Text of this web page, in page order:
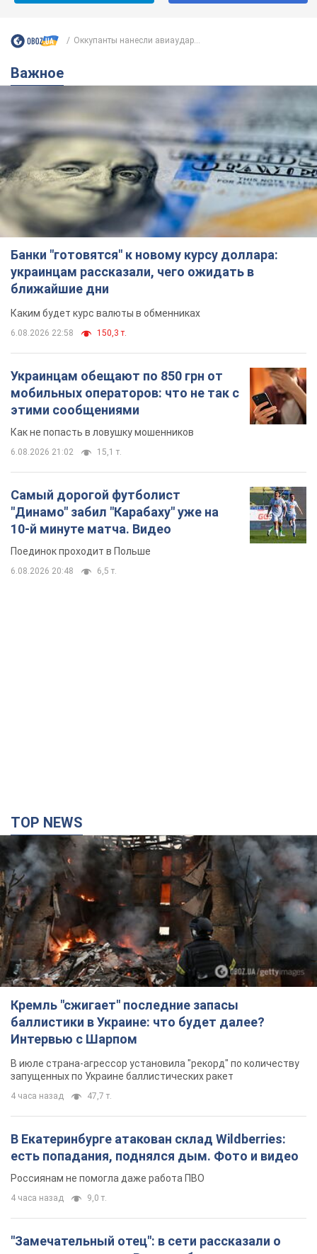
Оккупанты нанесли авиаудар...
Важное
Банки "готовятся" к новому курсу доллара:
украинцам рассказали, чего ожидать в
ближайшие дни
Каким будет курс валюты в обменниках
6.08.2026 22:58 150,3 т.
Украинцам обещают по 850 грн от
мобильных операторов: что не так с
этими сообщениями
Как не попасть в ловушку мошенников
6.08.2026 21:02 15,1 т.
Самый дорогой футболист
"Динамо" забил "Карабаху" уже на
10-й минуте матча. Видео
Поединок проходит в Польше
6.08.2026 20:48 6,5 т.
TOP NEWS
Кремль "сжигает" последние запасы
баллистики в Украине: что будет далее?
Интервью с Шарпом
В июле страна-агрессор установила "рекорд" по количеству
запущенных по Украине баллистических ракет
4 часа назад 47,7 т.
В Екатеринбурге атакован склад Wildberries:
есть попадания, поднялся дым. Фото и видео
Россиянам не помогла даже работа ПВО
4 часа назад 9,0 т.
"Замечательный отец": в сети рассказали о